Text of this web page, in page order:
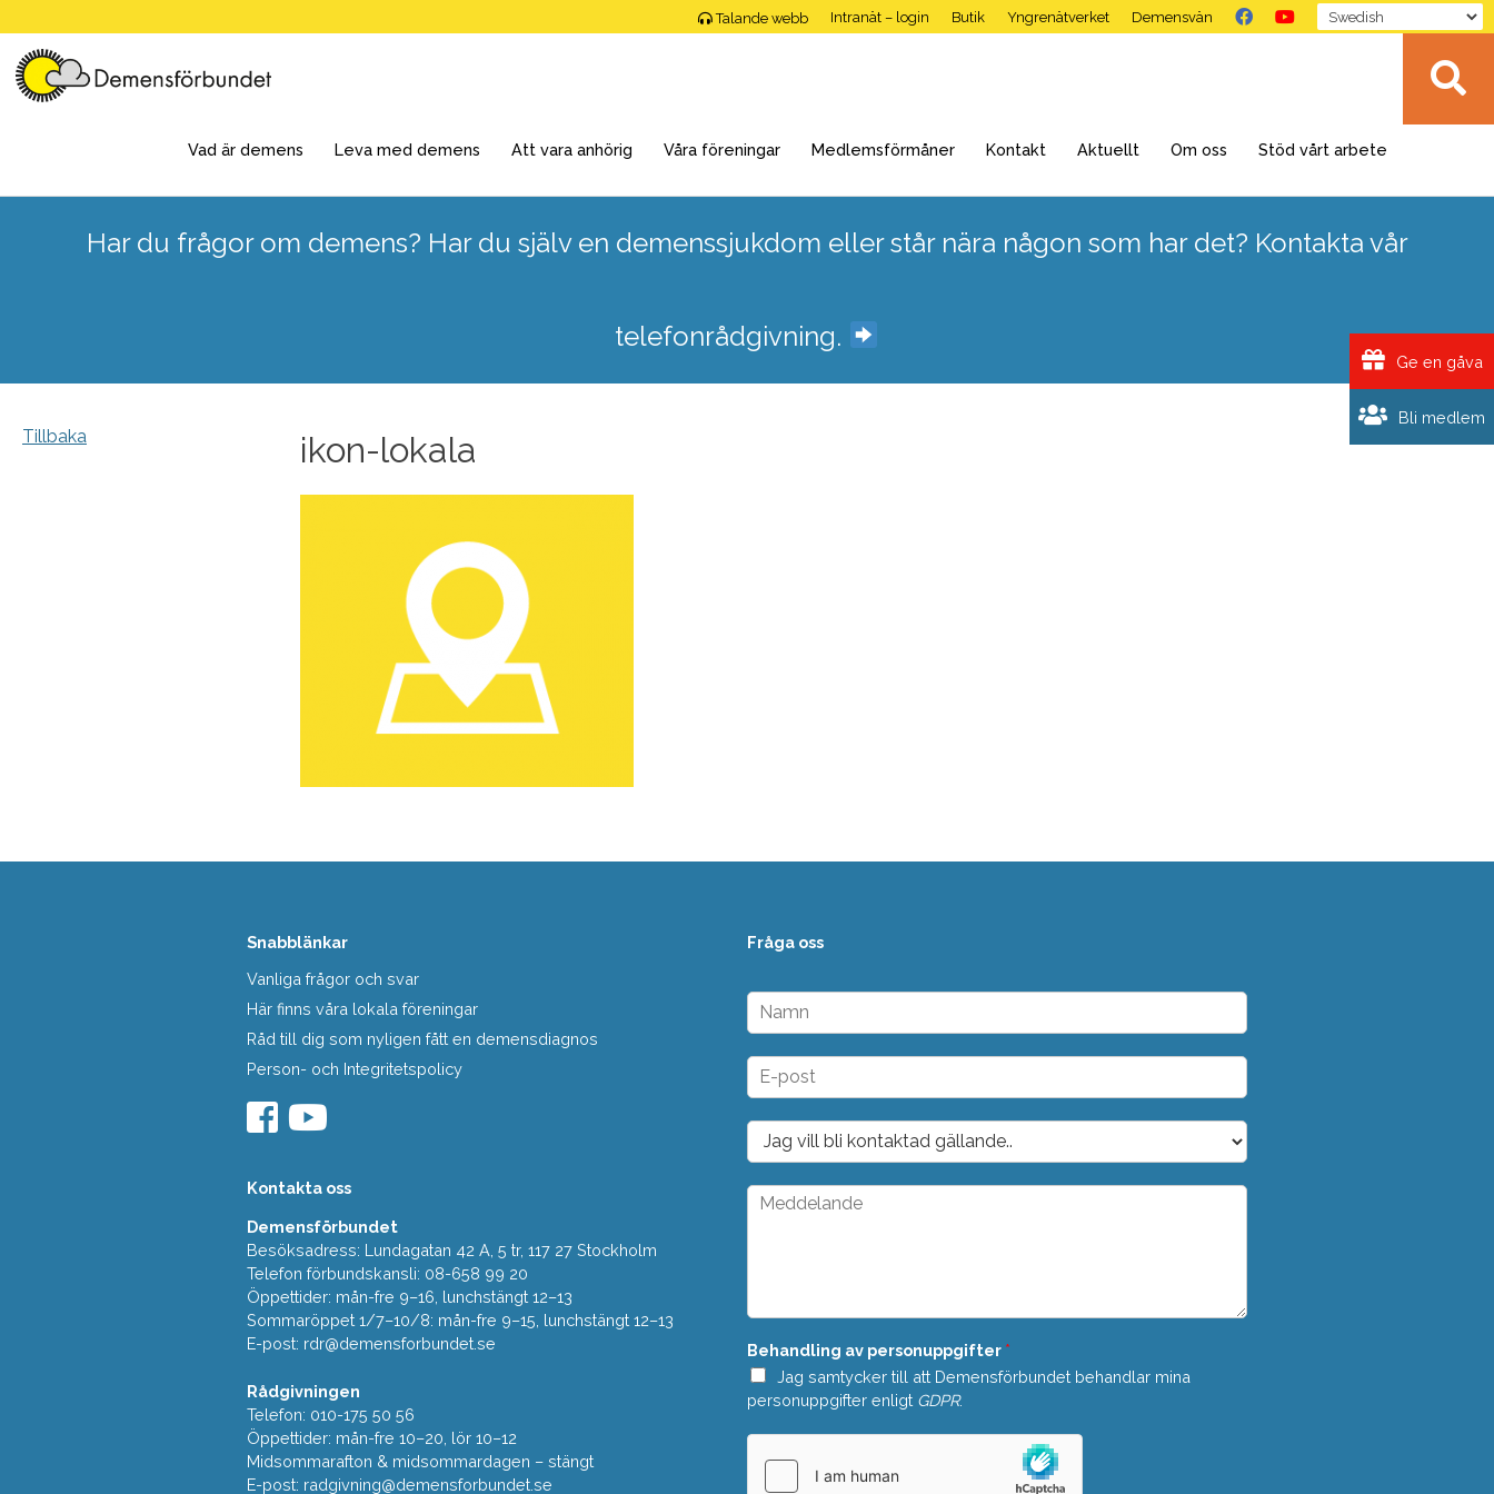
to
content
Talande webb Intranät – login Butik Yngrenätverket Demensvän
Vad är demens Leva med demens Att vara anhörig Våra föreningar Medlemsförmåner Kontakt Aktuellt Om oss Stöd vårt arbete
Har du frågor om demens? Har du själv en demenssjukdom eller står nära någon som har det? Kontakta vår
telefonrådgivning.
Tillbaka ikon-lokala
Snabblänkar
Vanliga frågor och svar
Här finns våra lokala föreningar
Råd till dig som nyligen fått en demensdiagnos
Person- och Integritetspolicy
Kontakta oss
Demensförbundet
Besöksadress: Lundagatan 42 A, 5 tr, 117 27 Stockholm
Telefon förbundskansli: 08-658 99 20
Öppettider: mån-fre 9–16, lunchstängt 12–13
Sommaröppet 1/7–10/8: mån-fre 9–15, lunchstängt 12–13
E-post: rdr@demensforbundet.se
Rådgivningen
Telefon: 010-175 50 56
Öppettider: mån-fre 10–20, lör 10–12
Midsommarafton & midsommardagen – stängt
E-post: radgivning@demensforbundet.se
Fråga oss
N
m
n
E
p
o
t
*
D
o
p
M
a
d
e
*
Behandling av personuppgifter *
Jag samtycker till att Demensförbundet behandlar mina
personuppgifter enligt GDPR.
Bli medlem
Ge en gåva